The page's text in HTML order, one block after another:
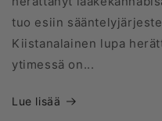
tuo esiin
Kiistanalainen lupa
ytimessä on...
Lue lisää